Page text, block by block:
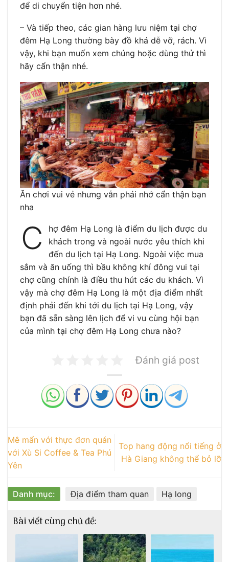
để di chuyển tiện hơn nhé.
– Và tiếp theo, các gian hàng lưu niệm tại chợ
đêm Hạ Long thường bày đồ khá dễ vỡ, rách. Vì
vậy, khi bạn muốn xem chúng hoặc dùng thử thì
hãy cẩn thận nhé.
Ăn chơi vui vẻ nhưng vẫn phải nhớ cẩn thận bạn
nha
C
hợ đêm Hạ Long là điểm du lịch được du
khách trong và ngoài nước yêu thích khi
đến du lịch tại Hạ Long. Ngoài việc mua
sắm và ăn uống thì bầu không khí đông vui tại
chợ cũng chính là điều thu hút các du khách. Vì
vậy mà chợ đêm Hạ Long là một địa điểm nhất
định phải đến khi tới du lịch tại Hạ Long, vậy
bạn đã sẵn sàng lên lịch để vi vu cùng hội bạn
của mình tại chợ đêm Hạ Long chưa nào?
Đánh giá post
Mê mẩn với thực đơn quán
với Xù Si Coffee & Tea Phú
Yên
Top hang động nổi tiếng ở
Hà Giang không thể bỏ lỡ
Danh mục: Địa điểm tham quan Hạ long
Bài viết cùng chủ đề: